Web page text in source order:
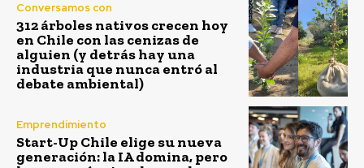
Conversamos con
312 árboles nativos crecen hoy
en Chile con las cenizas de
alguien (y detrás hay una
industria que nunca entró al
debate ambiental)
Emprendimiento
Start-Up Chile elige su nueva
generación: la IA domina, pero